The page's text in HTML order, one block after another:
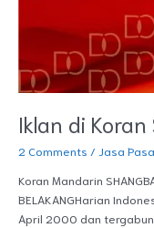
Iklan di
2 Comments / Jasa
Koran Mandarin
BELAKANGHarian
April 2000 dan